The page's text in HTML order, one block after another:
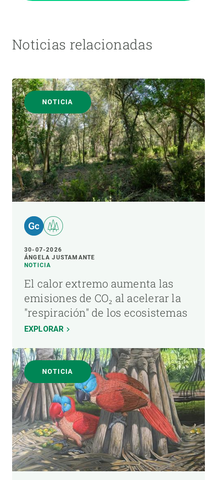
Noticias relacionadas
NOTICIA
30-07-2026
ÁNGELA JUSTAMANTE
NOTICIA
El calor extremo aumenta las
emisiones de CO₂ al acelerar la
"respiración" de los ecosistemas
EXPLORAR
NOTICIA